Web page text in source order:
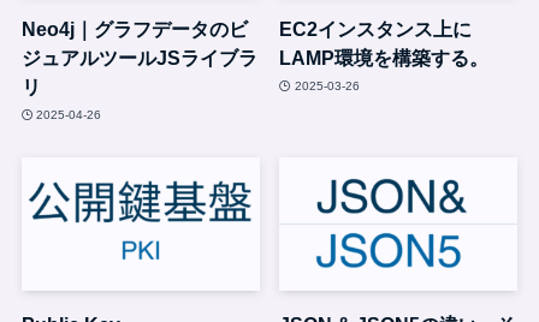
Neo4j｜グラフデータのビ
ジュアルツールJSライブラ
リ
2025-04-26
EC2インスタンス上に
LAMP環境を構築する。
2025-03-26